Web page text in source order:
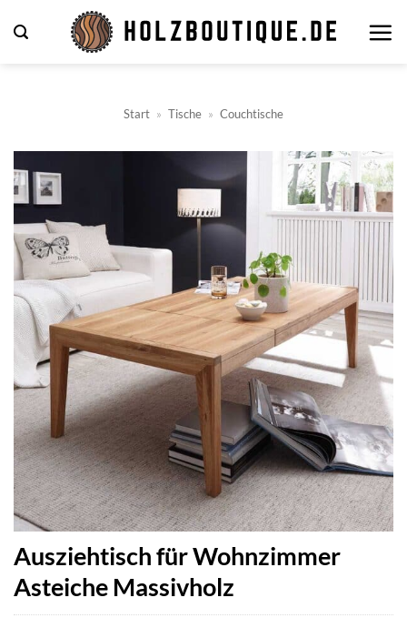
Inhalt
Start » Tische » Couchtische
Ausziehtisch für Wohnzimmer
Asteiche Massivholz